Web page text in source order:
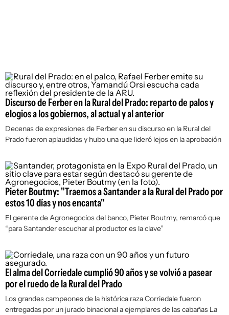
Discurso de Ferber en la Rural del Prado: reparto de palos y
elogios a los gobiernos, al actual y al anterior
Decenas de expresiones de Ferber en su discurso en la Rural del
Prado fueron aplaudidas y hubo una que lideró lejos en la aprobación
Pieter Boutmy: "Traemos a Santander a la Rural del Prado por
estos 10 días y nos encanta"
El gerente de Agronegocios del banco, Pieter Boutmy, remarcó que
“para Santander escuchar al productor es la clave”
El alma del Corriedale cumplió 90 años y se volvió a pasear
por el ruedo de la Rural del Prado
Los grandes campeones de la histórica raza Corriedale fueron
entregadas por un jurado binacional a ejemplares de las cabañas La